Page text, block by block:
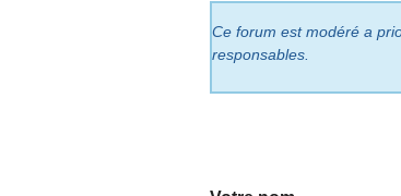
Ce forum est modéré a
responsables.